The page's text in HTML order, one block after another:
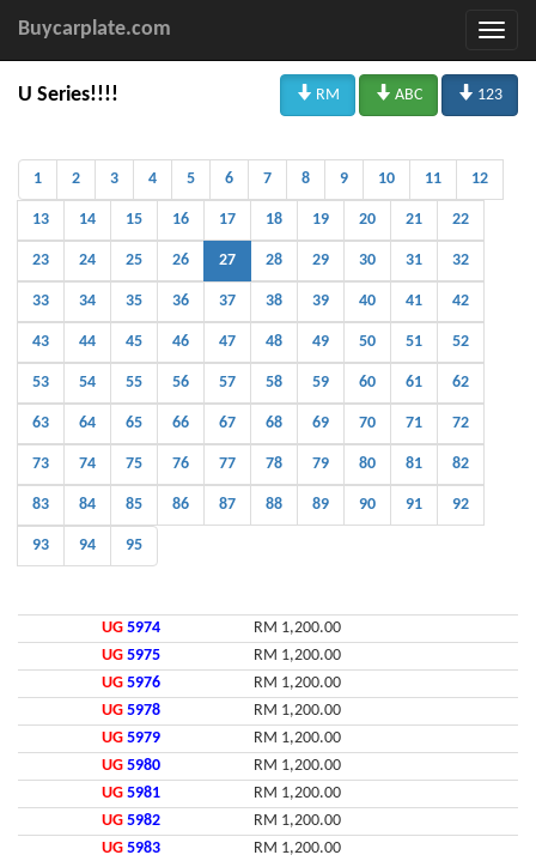
Buycarplate.com
U Series!!!!  RM  ABC  123
1 2 3 4 5 6 7 8 9 10 11 12
13 14 15 16 17 18 19 20 21 22
23 24 25 26 27 28 29 30 31 32
33 34 35 36 37 38 39 40 41 42
43 44 45 46 47 48 49 50 51 52
53 54 55 56 57 58 59 60 61 62
63 64 65 66 67 68 69 70 71 72
73 74 75 76 77 78 79 80 81 82
83 84 85 86 87 88 89 90 91 92
93 94 95
UG 5974
RM 1,200.00
UG 5975
RM 1,200.00
UG 5976
RM 1,200.00
UG 5978
RM 1,200.00
UG 5979
RM 1,200.00
UG 5980
RM 1,200.00
UG 5981
RM 1,200.00
UG 5982
RM 1,200.00
UG 5983
RM 1,200.00